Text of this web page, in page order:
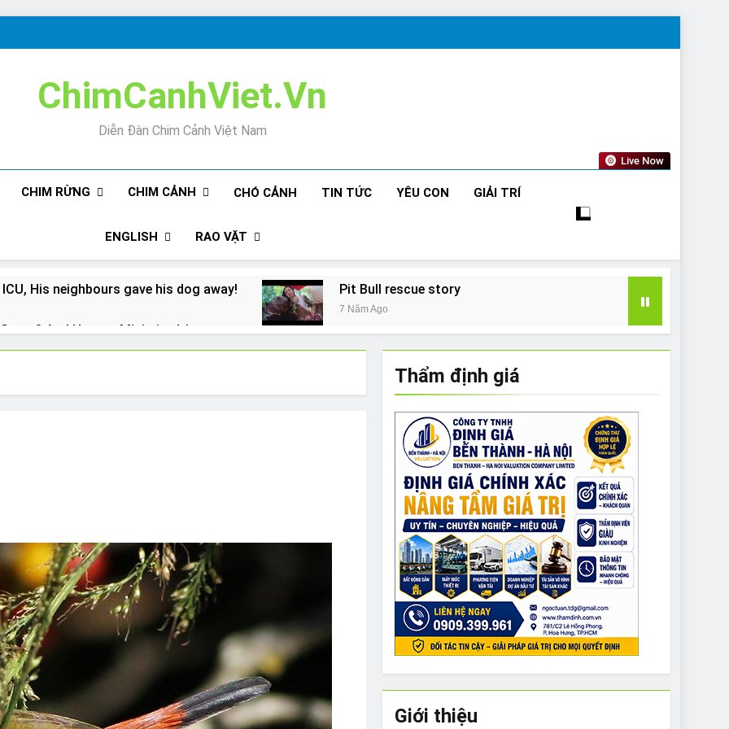
ChimCanhViet.Vn
Diễn Đàn Chim Cảnh Việt Nam
Live Now
CHIM RỪNG CHIM CẢNH CHÓ CẢNH TIN TỨC YÊU CON GIẢI TRÍ
ENGLISH RAO VẶT
His neighbours gave his dog away! Pit Bull rescue story
7 Năm Ago
And How to Minimize It!
The Ultimate Guide to What Bulldogs Can (and can’t) Eat
Can Bulldogs Run Long Distances?
How Often Do I Need to Groom My Bulldog
Thẩm định giá
Giới thiệu